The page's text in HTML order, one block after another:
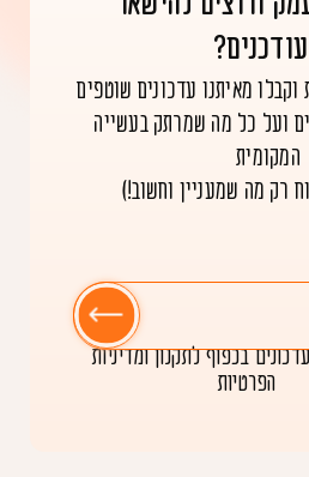
מאיתנו עדכונים שוטפים
ועל כל מה שמרתק בעשייה
המקומית
רק מה שמעניין וחשוב!)
בכפוףלתקנון ומדיניות
הפרטיות